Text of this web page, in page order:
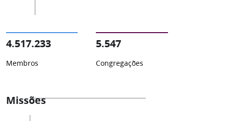
4.517.233
Membros
5.547
Congregações
Missões